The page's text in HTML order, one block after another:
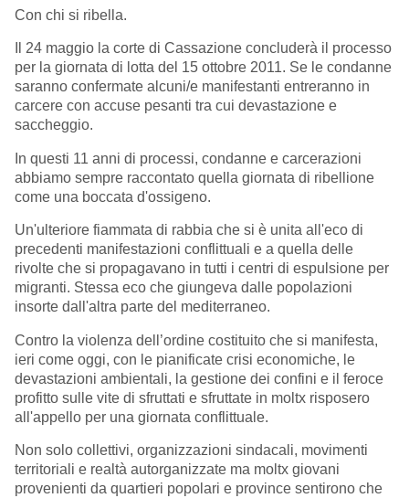
Con chi si ribella.
Il 24 maggio la corte di Cassazione concluderà il processo
per la giornata di lotta del 15 ottobre 2011. Se le condanne
saranno confermate alcuni/e manifestanti entreranno in
carcere con accuse pesanti tra cui devastazione e
saccheggio.
In questi 11 anni di processi, condanne e carcerazioni
abbiamo sempre raccontato quella giornata di ribellione
come una boccata d'ossigeno.
Un'ulteriore fiammata di rabbia che si è unita all'eco di
precedenti manifestazioni conflittuali e a quella delle
rivolte che si propagavano in tutti i centri di espulsione per
migranti. Stessa eco che giungeva dalle popolazioni
insorte dall'altra parte del mediterraneo.
Contro la violenza dell’ordine costituito che si manifesta,
ieri come oggi, con le pianificate crisi economiche, le
devastazioni ambientali, la gestione dei confini e il feroce
profitto sulle vite di sfruttati e sfruttate in moltx risposero
all'appello per una giornata conflittuale.
Non solo collettivi, organizzazioni sindacali, movimenti
territoriali e realtà autorganizzate ma moltx giovani
provenienti da quartieri popolari e province sentirono che